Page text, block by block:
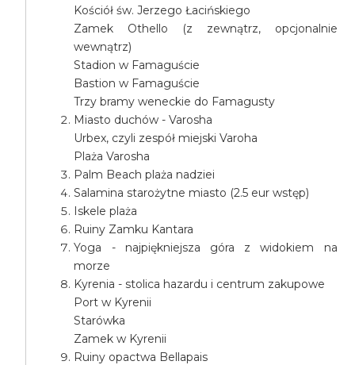
Kościół św. Jerzego Łacińskiego
Zamek Othello (z zewnątrz, opcjonalnie
wewnątrz)
Stadion w Famaguście
Bastion w Famaguście
Trzy bramy weneckie do Famagusty
Miasto duchów - Varosha
Urbex, czyli zespół miejski Varoha
Plaża Varosha
Palm Beach plaża nadziei
Salamina starożytne miasto (2.5 eur wstęp)
Iskele plaża
Ruiny Zamku Kantara
Yoga - najpiękniejsza góra z widokiem na
morze
Kyrenia - stolica hazardu i centrum zakupowe
Port w Kyrenii
Starówka
Zamek w Kyrenii
Ruiny opactwa Bellapais